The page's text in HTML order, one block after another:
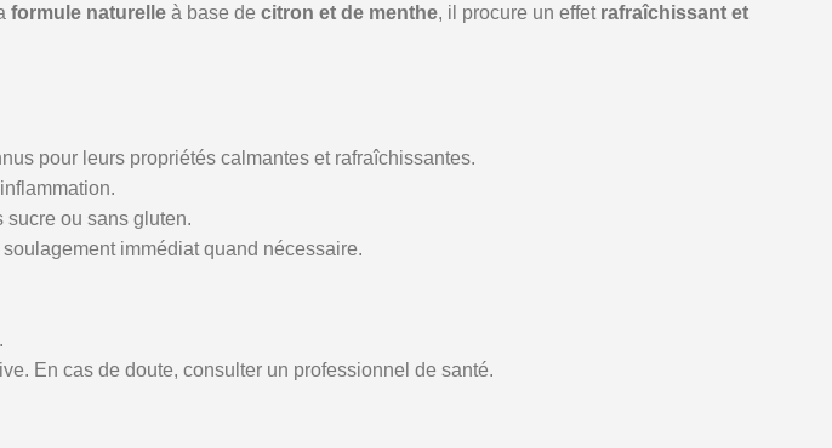
formule naturelle à base de citron et de menthe, il procure un effet rafraîchissant et
pour leurs propriétés calmantes et rafraîchissantes.
sucre ou sans gluten.
immédiat quand nécessaire.
En cas de doute, consulter un professionnel de santé.